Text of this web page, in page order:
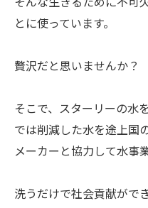
とに使っています。
贅沢だと思いませんか？
そこで、スターリーの水
では削減した水を途上国
メーカーと協力して水事
洗うだけで社会貢献がで